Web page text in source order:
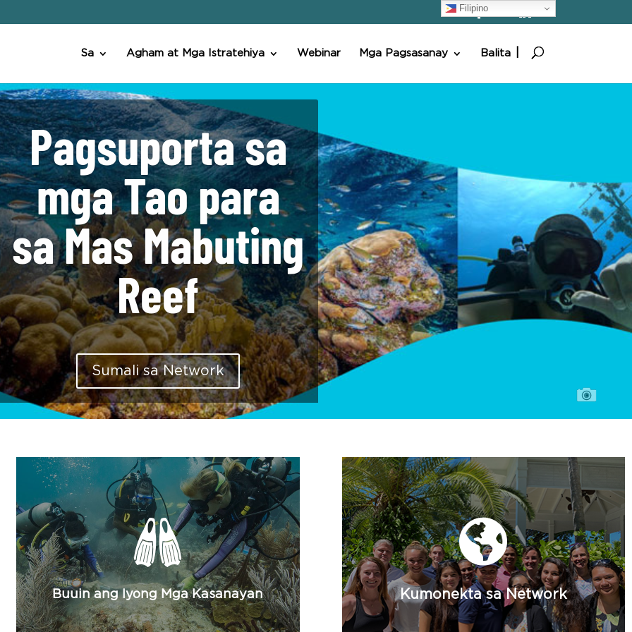
Sa Agham at Mga Istratehiya Webinar Mga Pagsasanay Balita
Pagsuporta sa
mga Tao para
sa Mas Mabuting
Reef
Sumali sa Network
Buuin ang Iyong Mga Kasanayan
Mga Pagsasanay
Webinar

Kumonekta sa Network
Maging isang
Miyembro
Mga Ideya at Tanong
Filipino